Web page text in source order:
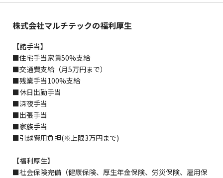
株式会社マルチテックの福利厚生
【諸手当】
■住宅手当家賃50%支給
■交通費支給（月5万円まで）
■残業手当100%支給
■休日出勤手当
■深夜手当
■出張手当
■家族手当
■引越費用負担(※上限3万円まで)
【福利厚生】
■社会保険完備（健康保険、厚生年金保険、労災保険、雇用保